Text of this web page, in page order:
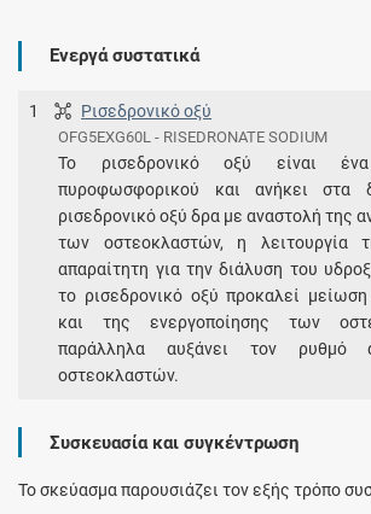
Ενεργά συστατικά
1 Ρισεδρονικό οξύ
OFG5EXG60L - RISEDRONATE SODIUM
Το ρισεδρονικό οξύ είναι
πυροφωσφορικού και ανήκει στα
ρισεδρονικό οξύ δρα με αναστολή της
των οστεοκλαστών, η λειτουργία
απαραίτητη για την διάλυση του
το ρισεδρονικό οξύ προκαλεί
και της ενεργοποίησης των
παράλληλα αυξάνει τον ρυθμό
οστεοκλαστών.
Συσκευασία και συγκέντρωση
Το σκεύασμα παρουσιάζει τον εξής τρόπο